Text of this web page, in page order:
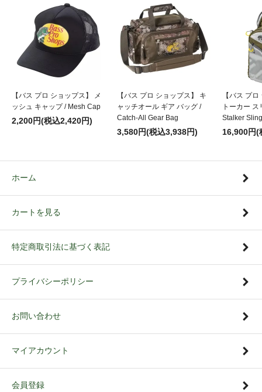
【バス プロ ショップス】 メ
ッシュ キャップ / Mesh Cap
2,200円(税込2,420円)
【バス プロ ショップス】 キ
ャッチオール ギア バッグ /
Catch-All Gear Bag
3,580円(税込3,938円)
【バス プ
トーカー
Stalker
16,900円(
ホーム
カートを見る
特定商取引法に基づく表記
プライバシーポリシー
お問い合わせ
マイアカウント
会員登録